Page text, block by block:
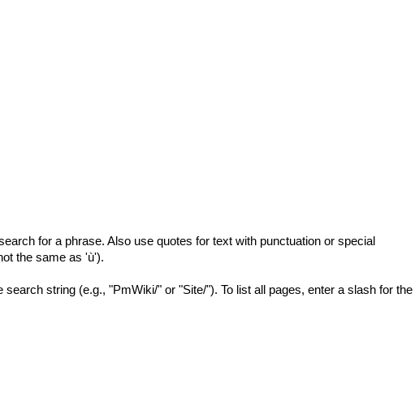
for a phrase. Also use quotes for text with punctuation or special
the same as 'ù').
string (e.g., "PmWiki/" or "Site/"). To list all pages, enter a slash for the